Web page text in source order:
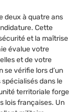
deux à quatre ans
Cette
et la maîtrise
évalue votre
et de votre
vérifie lors d’un
dans le
territoriale forge
lois françaises. Un